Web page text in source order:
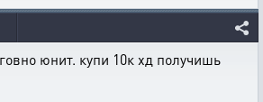
юнит. купи 10к хд получишь